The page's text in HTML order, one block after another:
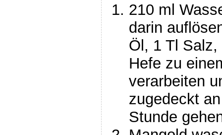
210 ml
darin
Öl, 1 Tl
Hefe zu
verarbeiten
zugedeckt
Stunde